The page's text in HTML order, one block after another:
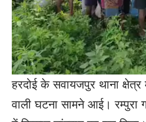
हरदोई के सवायजपुर थाना
वाली घटना सामने आई।